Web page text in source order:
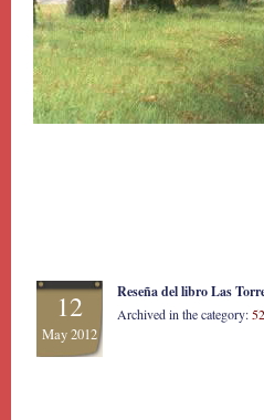
12
May 2012
Reseña del libro Las
Archived in the category: